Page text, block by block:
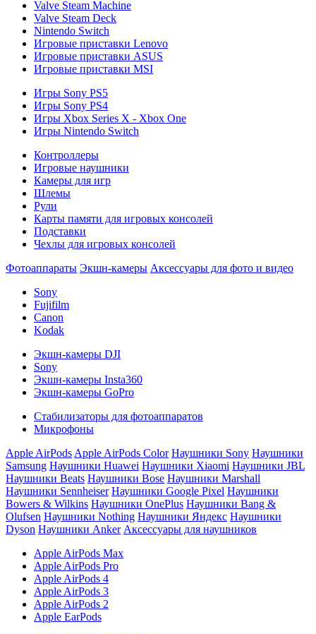
Valve Steam Machine
Valve Steam Deck
Nintendo Switch
Игровые приставки Lenovo
Игровые приставки ASUS
Игровые приставки MSI
Игры Sony PS5
Игры Sony PS4
Игры Xbox Series X - Xbox One
Игры Nintendo Switch
Контроллеры
Игровые наушники
Камеры для игр
Шлемы
Рули
Карты памяти для игровых консолей
Подставки
Чехлы для игровых консолей
Фотоаппараты Экшн-камеры Аксессуары для фото и видео
Sony
Fujifilm
Canon
Kodak
Экшн-камеры DJI
Sony
Экшн-камеры Insta360
Экшн-камеры GoPro
Стабилизаторы для фотоаппаратов
Микрофоны
Apple AirPods Apple AirPods Color Наушники Sony Наушники
Samsung Наушники Huawei Наушники Xiaomi Наушники JBL
Наушники Beats Наушники Bose Наушники Marshall
Наушники Sennheiser Наушники Google Pixel Наушники
Bowers & Wilkins Наушники OnePlus Наушники Bang &
Olufsen Наушники Nothing Наушники Яндекс Наушники
Dyson Наушники Anker Аксессуары для наушников
Apple AirPods Max
Apple AirPods Pro
Apple AirPods 4
Apple AirPods 3
Apple AirPods 2
Apple EarPods